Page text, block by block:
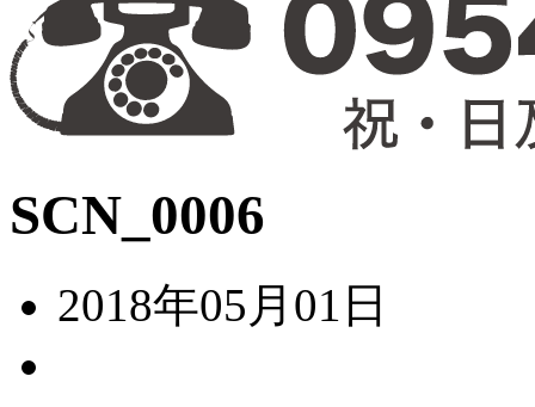
SCN_0006
2018年05月01日